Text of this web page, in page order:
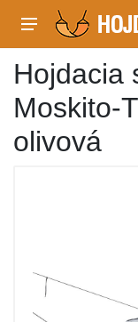
Hojdacia
Moskito-
olivová